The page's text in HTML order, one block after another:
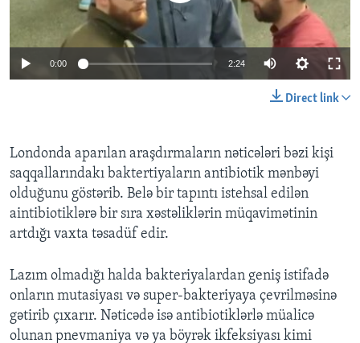
BIZI IZLƏYIN
0:00 2:24
Direct link
Londonda aparılan araşdırmaların nəticələri bəzi kişi
saqqallarındakı baktertiyaların antibiotik mənbəyi
olduğunu göstərib. Belə bir tapıntı istehsal edilən
aintibiotiklərə bir sıra xəstəliklərin müqavimətinin
artdığı vaxta təsadüf edir.
Lazım olmadığı halda bakteriyalardan geniş istifadə
onların mutasiyası və super-bakteriyaya çevrilməsinə
gətirib çıxarır. Nəticədə isə antibiotiklərlə müalicə
olunan pnevmaniya və ya böyrək ikfeksiyası kimi